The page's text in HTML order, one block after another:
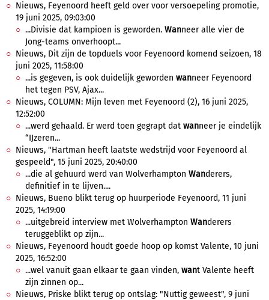
Nieuws, Feyenoord heeft geld over voor versoepeling promotie,
19 juni 2025, 09:03:00
...Divisie dat kampioen is geworden. Wanneer alle vier de
Jong-teams onverhoopt...
Nieuws, Dit zijn de topduels voor Feyenoord komend seizoen, 18
juni 2025, 11:58:00
...is gegeven, is ook duidelijk geworden wanneer Feyenoord
het tegen PSV, Ajax...
Nieuws, COLUMN: Mijn leven met Feyenoord (2), 16 juni 2025,
12:52:00
...werd gehaald. Er werd toen gegrapt dat wanneer je eindelijk
“IJzeren...
Nieuws, "Hartman heeft laatste wedstrijd voor Feyenoord al
gespeeld", 15 juni 2025, 20:40:00
...die al gehuurd werd van Wolverhampton Wanderers,
definitief in te lijven....
Nieuws, Bueno blikt terug op huurperiode Feyenoord, 11 juni
2025, 14:19:00
...uitgebreid interview met Wolverhampton Wanderers
teruggeblikt op zijn...
Nieuws, Feyenoord houdt goede hoop op komst Valente, 10 juni
2025, 16:52:00
...wel vanuit gaan elkaar te gaan vinden, want Valente heeft
zijn zinnen op...
Nieuws, Priske blikt terug op ontslag: "Nuttig geweest", 9 juni